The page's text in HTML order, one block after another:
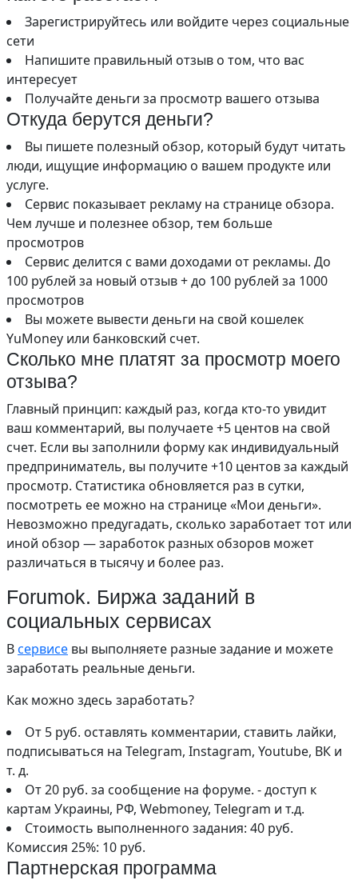
Зарегистрируйтесь или войдите через социальные
сети
Напишите правильный отзыв о том, что вас
интересует
Получайте деньги за просмотр вашего отзыва
Откуда берутся деньги?
Вы пишете полезный обзор, который будут читать
люди, ищущие информацию о вашем продукте или
услуге.
Сервис показывает рекламу на странице обзора.
Чем лучше и полезнее обзор, тем больше
просмотров
Сервис делится с вами доходами от рекламы. До
100 рублей за новый отзыв + до 100 рублей за 1000
просмотров
Вы можете вывести деньги на свой кошелек
YuMoney или банковский счет.
Сколько мне платят за просмотр моего
отзыва?
Главный принцип: каждый раз, когда кто-то увидит
ваш комментарий, вы получаете +5 центов на свой
счет. Если вы заполнили форму как индивидуальный
предприниматель, вы получите +10 центов за каждый
просмотр. Статистика обновляется раз в сутки,
посмотреть ее можно на странице «Мои деньги».
Невозможно предугадать, сколько заработает тот или
иной обзор — заработок разных обзоров может
различаться в тысячу и более раз.
Forumok. Биржа заданий в
социальных сервисах
Всервисе вы выполняете разные задание и можете
заработать реальные деньги.
Как можно здесь заработать?
От 5 руб. оставлять комментарии, ставить лайки,
подписываться на Telegram, Instagram, Youtube, ВК и
т. д.
От 20 руб. за сообщение на форуме. - доступ к
картам Украины, РФ, Webmoney, Telegram и т.д.
Стоимость выполненного задания: 40 руб.
Комиссия 25%: 10 руб.
Партнерская программа